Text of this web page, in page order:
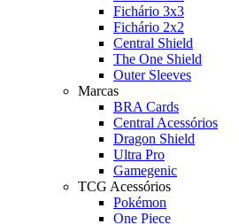
Fichário 3x3
Fichário 2x2
Central Shield
The One Shield
Outer Sleeves
Marcas
BRA Cards
Central Acessórios
Dragon Shield
Ultra Pro
Gamegenic
TCG Acessórios
Pokémon
One Piece